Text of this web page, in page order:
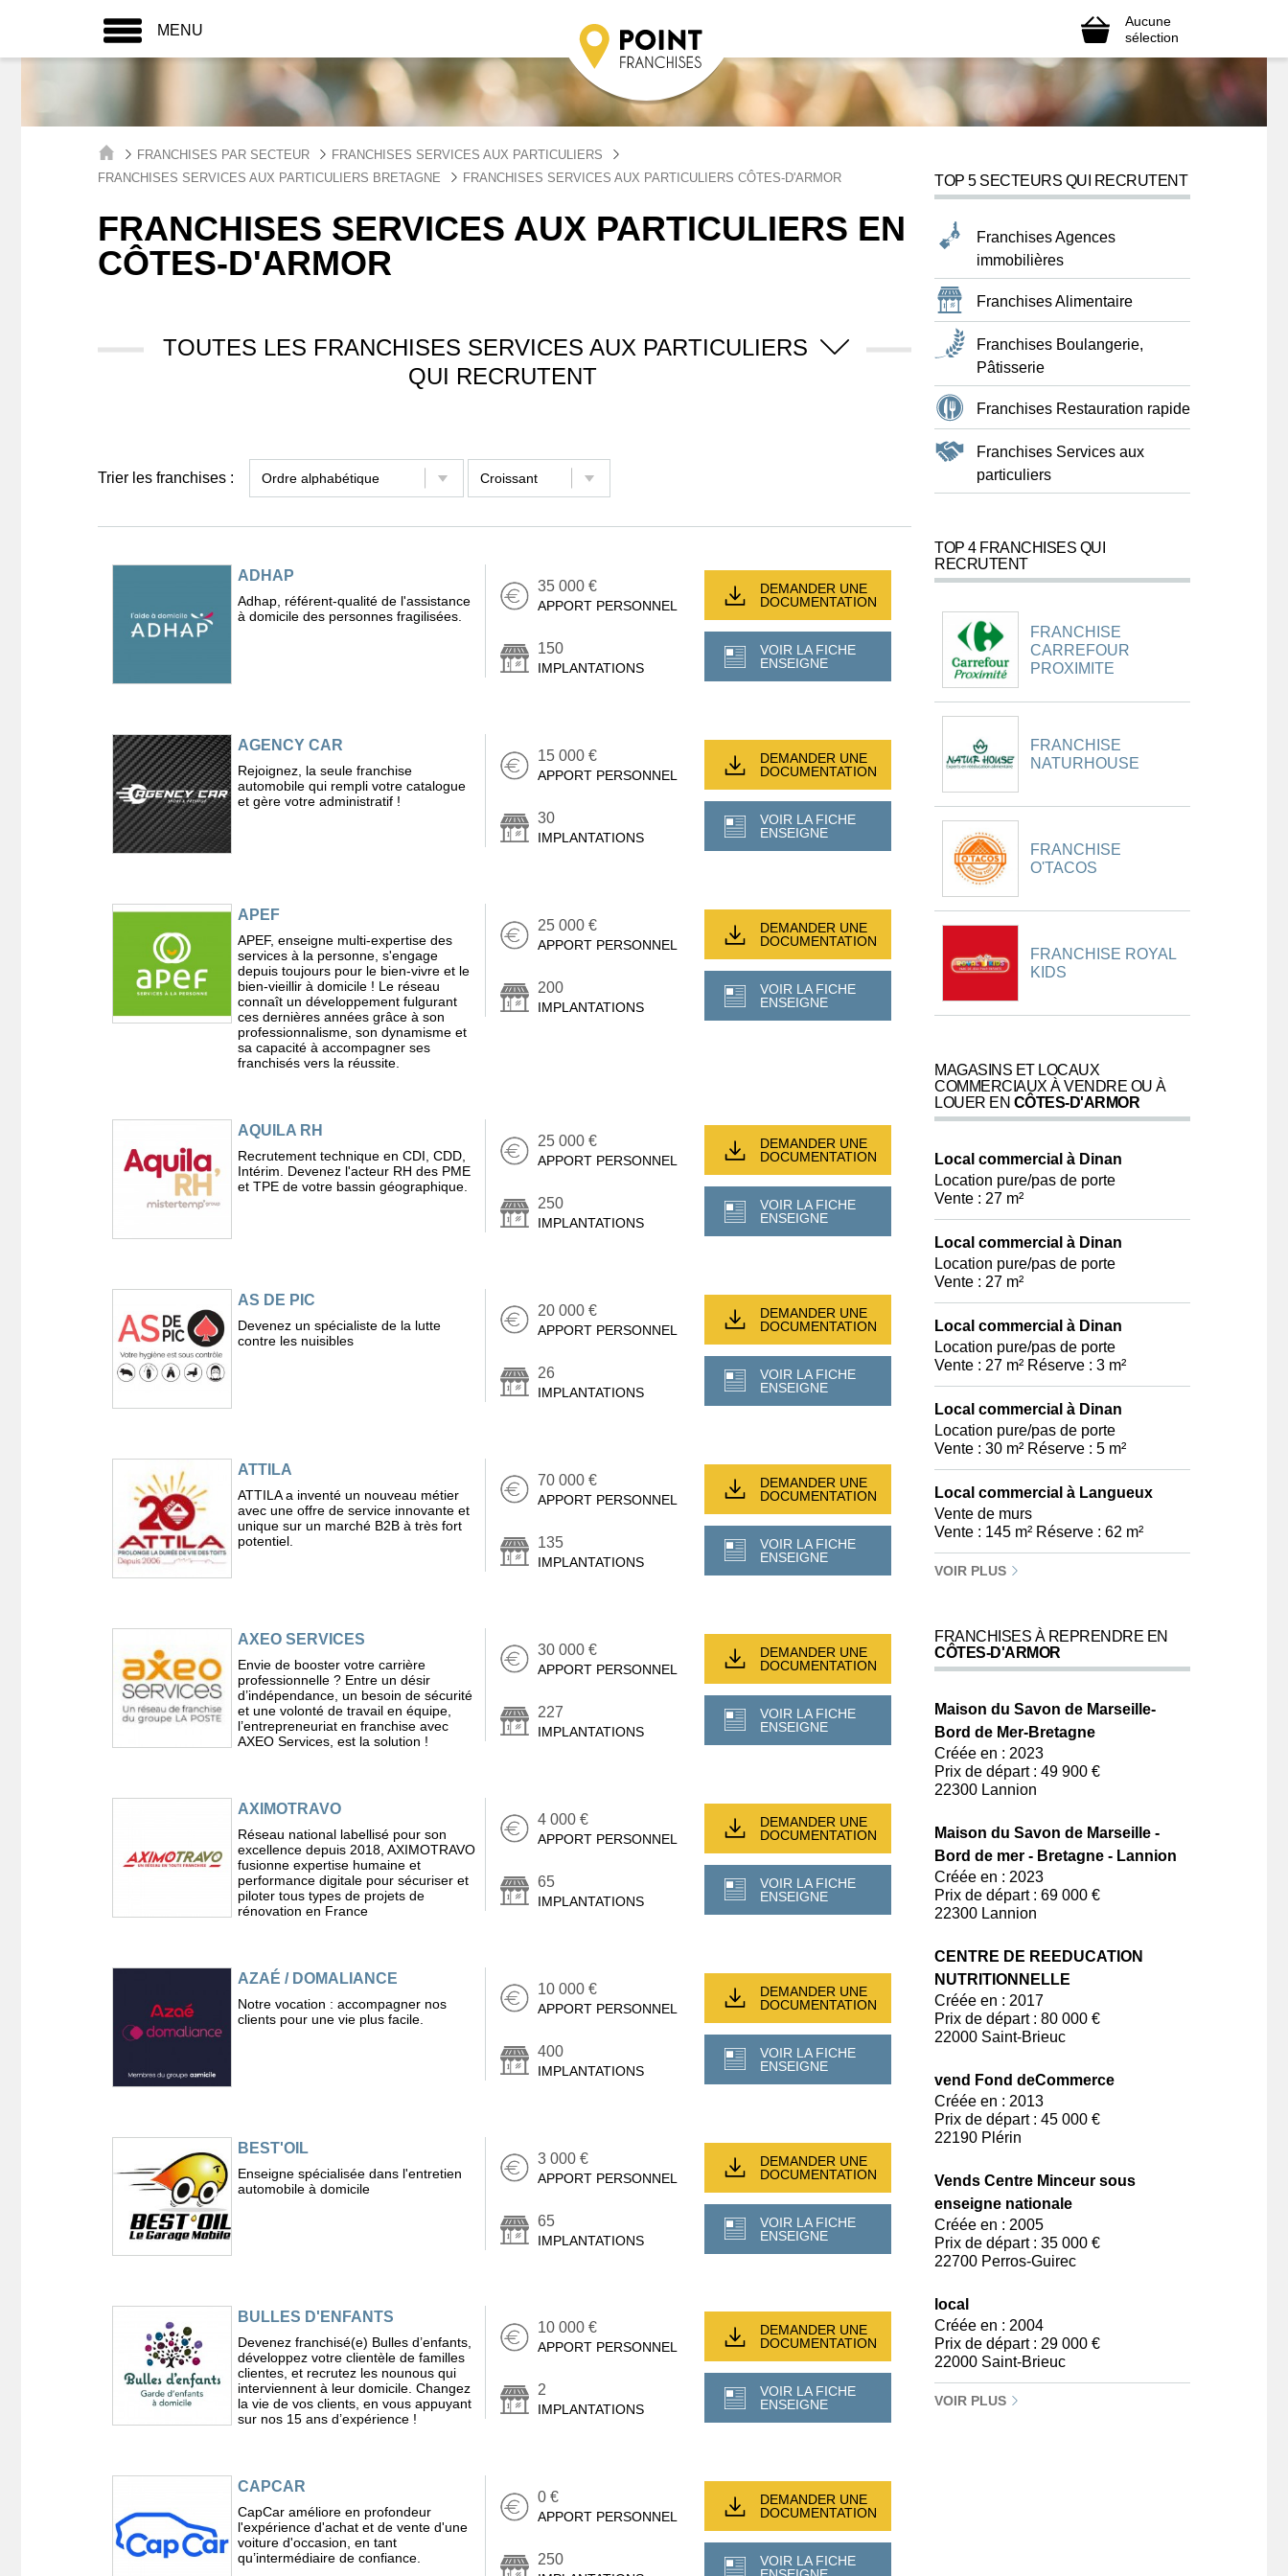
MENU
Aucune
sélection
FRANCHISES PAR SECTEUR
FRANCHISES SERVICES AUX PARTICULIERS
FRANCHISES SERVICES AUX PARTICULIERS BRETAGNE
FRANCHISES SERVICES AUX PARTICULIERS CÔTES-D'ARMOR
FRANCHISES SERVICES AUX PARTICULIERS EN
CÔTES-D'ARMOR
TOUTES LES FRANCHISES SERVICES AUX PARTICULIERS
QUI RECRUTENT
Trier les franchises :
ADHAP
Adhap, référent-qualité de l'assistance
à domicile des personnes fragilisées.
35 000 €
APPORT PERSONNEL
150
IMPLANTATIONS
DEMANDER UNE
DOCUMENTATION
VOIR LA FICHE
ENSEIGNE
AGENCY CAR
Rejoignez, la seule franchise
automobile qui rempli votre catalogue
et gère votre administratif !
15 000 €
APPORT PERSONNEL
30
IMPLANTATIONS
DEMANDER UNE
DOCUMENTATION
VOIR LA FICHE
ENSEIGNE
APEF
APEF, enseigne multi-expertise des
services à la personne, s'engage
depuis toujours pour le bien-vivre et le
bien-vieillir à domicile ! Le réseau
connaît un développement fulgurant
ces dernières années grâce à son
professionnalisme, son dynamisme et
sa capacité à accompagner ses
franchisés vers la réussite.
25 000 €
APPORT PERSONNEL
200
IMPLANTATIONS
DEMANDER UNE
DOCUMENTATION
VOIR LA FICHE
ENSEIGNE
AQUILA RH
Recrutement technique en CDI, CDD,
Intérim. Devenez l'acteur RH des PME
et TPE de votre bassin géographique.
25 000 €
APPORT PERSONNEL
250
IMPLANTATIONS
DEMANDER UNE
DOCUMENTATION
VOIR LA FICHE
ENSEIGNE
AS DE PIC
Devenez un spécialiste de la lutte
contre les nuisibles
20 000 €
APPORT PERSONNEL
26
IMPLANTATIONS
DEMANDER UNE
DOCUMENTATION
VOIR LA FICHE
ENSEIGNE
ATTILA
ATTILA a inventé un nouveau métier
avec une offre de service innovante et
unique sur un marché B2B à très fort
potentiel.
70 000 €
APPORT PERSONNEL
135
IMPLANTATIONS
DEMANDER UNE
DOCUMENTATION
VOIR LA FICHE
ENSEIGNE
AXEO SERVICES
Envie de booster votre carrière
professionnelle ? Entre un désir
d’indépendance, un besoin de sécurité
et une volonté de travail en équipe,
l’entrepreneuriat en franchise avec
AXEO Services, est la solution !
30 000 €
APPORT PERSONNEL
227
IMPLANTATIONS
DEMANDER UNE
DOCUMENTATION
VOIR LA FICHE
ENSEIGNE
AXIMOTRAVO
Réseau national labellisé pour son
excellence depuis 2018, AXIMOTRAVO
fusionne expertise humaine et
performance digitale pour sécuriser et
piloter tous types de projets de
rénovation en France
4 000 €
APPORT PERSONNEL
65
IMPLANTATIONS
DEMANDER UNE
DOCUMENTATION
VOIR LA FICHE
ENSEIGNE
AZAÉ / DOMALIANCE
Notre vocation : accompagner nos
clients pour une vie plus facile.
10 000 €
APPORT PERSONNEL
400
IMPLANTATIONS
DEMANDER UNE
DOCUMENTATION
VOIR LA FICHE
ENSEIGNE
BEST'OIL
Enseigne spécialisée dans l'entretien
automobile à domicile
3 000 €
APPORT PERSONNEL
65
IMPLANTATIONS
DEMANDER UNE
DOCUMENTATION
VOIR LA FICHE
ENSEIGNE
BULLES D'ENFANTS
Devenez franchisé(e) Bulles d’enfants,
développez votre clientèle de familles
clientes, et recrutez les nounous qui
interviennent à leur domicile. Changez
la vie de vos clients, en vous appuyant
sur nos 15 ans d’expérience !
10 000 €
APPORT PERSONNEL
2
IMPLANTATIONS
DEMANDER UNE
DOCUMENTATION
VOIR LA FICHE
ENSEIGNE
CAPCAR
CapCar améliore en profondeur
l'expérience d'achat et de vente d'une
voiture d'occasion, en tant
qu’intermédiaire de confiance.
0 €
APPORT PERSONNEL
250
DEMANDER UNE
DOCUMENTATION
VOIR LA FICHE
TOP 5 SECTEURS QUI RECRUTENT
Franchises Agences
immobilières
Franchises Alimentaire
Franchises Boulangerie,
Pâtisserie
Franchises Restauration rapide
Franchises Services aux
particuliers
TOP 4 FRANCHISES QUI
RECRUTENT
FRANCHISE
CARREFOUR
PROXIMITE
FRANCHISE
NATURHOUSE
FRANCHISE
O'TACOS
FRANCHISE ROYAL
KIDS
MAGASINS ET LOCAUX
COMMERCIAUX À VENDRE OU À
LOUER EN CÔTES-D'ARMOR
Local commercial à Dinan
Location pure/pas de porte
Vente : 27 m²
Local commercial à Dinan
Location pure/pas de porte
Vente : 27 m²
Local commercial à Dinan
Location pure/pas de porte
Vente : 27 m² Réserve : 3 m²
Local commercial à Dinan
Location pure/pas de porte
Vente : 30 m² Réserve : 5 m²
Local commercial à Langueux
Vente de murs
Vente : 145 m² Réserve : 62 m²
VOIR PLUS
FRANCHISES À REPRENDRE EN
CÔTES-D'ARMOR
Maison du Savon de Marseille-
Bord de Mer-Bretagne
Créée en : 2023
Prix de départ : 49 900 €
22300 Lannion
Maison du Savon de Marseille -
Bord de mer - Bretagne - Lannion
Créée en : 2023
Prix de départ : 69 000 €
22300 Lannion
CENTRE DE REEDUCATION
NUTRITIONNELLE
Créée en : 2017
Prix de départ : 80 000 €
22000 Saint-Brieuc
vend Fond deCommerce
Créée en : 2013
Prix de départ : 45 000 €
22190 Plérin
Vends Centre Minceur sous
enseigne nationale
Créée en : 2005
Prix de départ : 35 000 €
22700 Perros-Guirec
local
Créée en : 2004
Prix de départ : 29 000 €
22000 Saint-Brieuc
VOIR PLUS